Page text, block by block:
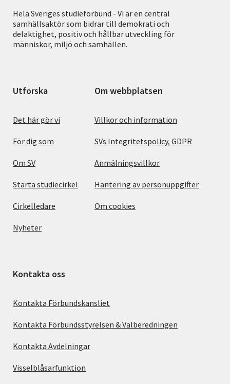
Hela Sveriges studieförbund - Vi är en central
samhällsaktör som bidrar till demokrati och
delaktighet, positiv och hållbar utveckling för
människor, miljö och samhällen.
Utforska
Det här gör vi
För dig som
Om SV
Starta studiecirkel
Cirkelledare
Nyheter
Om webbplatsen
Villkor och information
SVs Integritetspolicy, GDPR
Anmälningsvillkor
Hantering av personuppgifter
Om cookies
Kontakta oss
Kontakta Förbundskansliet
Kontakta Förbundsstyrelsen & Valberedningen
Kontakta Avdelningar
Visselblåsarfunktion